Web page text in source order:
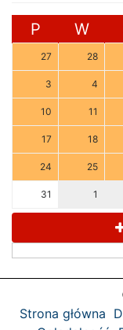
P W
27 28
3 4
10 11
17 18
24 25
31 1
Strona główna